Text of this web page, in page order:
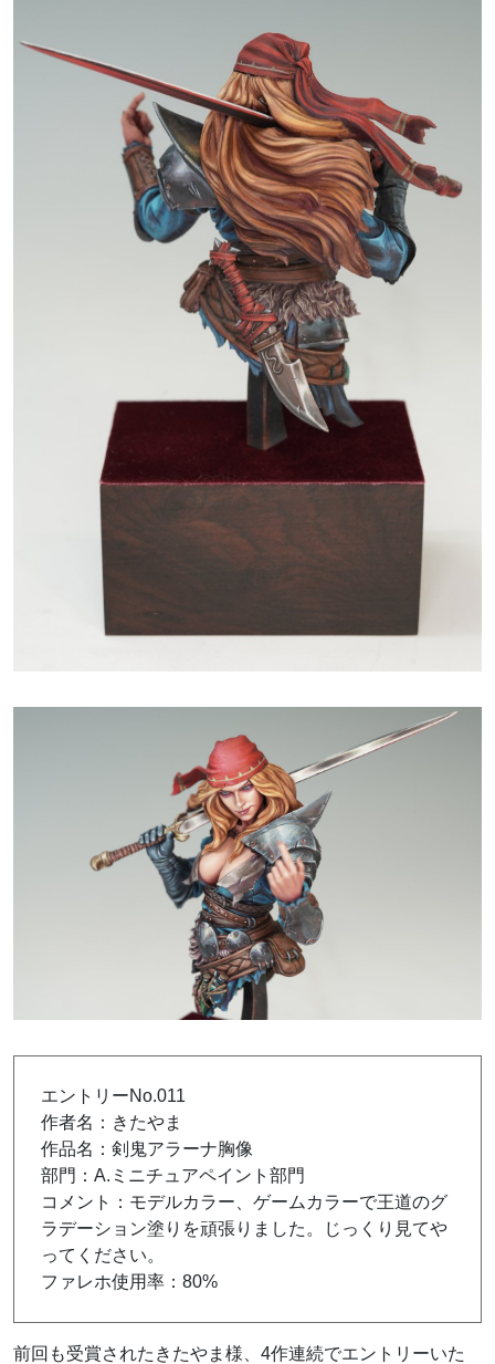
エントリーNo.011
作者名：きたやま
作品名：剣鬼アラーナ胸像
部門：A.ミニチュアペイント部門
コメント：モデルカラー、ゲームカラーで王道のグ
ラデーション塗りを頑張りました。じっくり見てや
ってください。
ファレホ使用率：80%
前回も受賞されたきたやま様、4作連続でエントリーいた